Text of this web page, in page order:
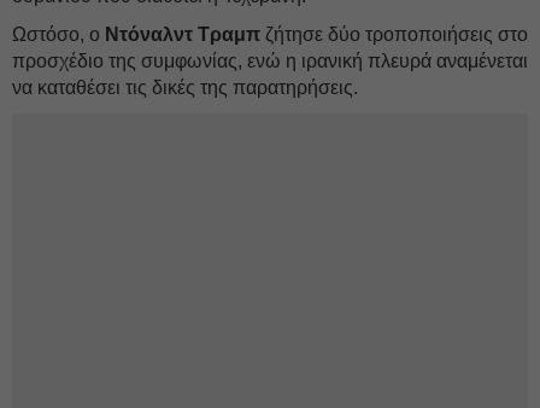
Ωστόσο, ο Ντόναλντ Τραμπ ζήτησε δύο τροποποιήσεις στο
προσχέδιο της συμφωνίας, ενώ η ιρανική πλευρά αναμένεται
να καταθέσει τις δικές της παρατηρήσεις.